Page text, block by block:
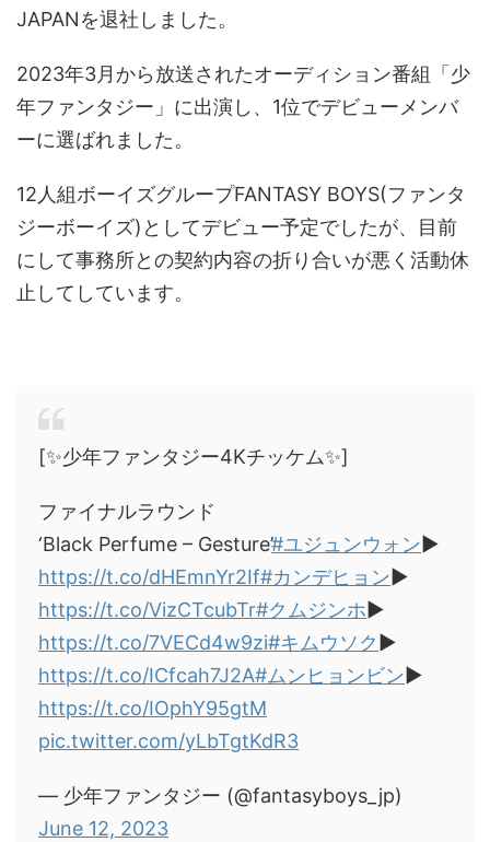
JAPANを退社しました。
2023年3月から放送されたオーディション番組「少
年ファンタジー」に出演し、1位でデビューメンバ
ーに選ばれました。
12人組ボーイズグループFANTASY BOYS(ファンタ
ジーボーイズ)としてデビュー予定でしたが、目前
にして事務所との契約内容の折り合いが悪く活動休
止してしています。
[✨少年ファンタジー4Kチッケム✨]
ファイナルラウンド
‘Black Perfume – Gesture’#ユジュンウォン▶
https://t.co/dHEmnYr2If#カンデヒョン▶
https://t.co/VizCTcubTr#クムジンホ▶
https://t.co/7VECd4w9zi#キムウソク ▶
https://t.co/ICfcah7J2A#ムンヒョンビン▶
https://t.co/IOphY95gtM
pic.twitter.com/yLbTgtKdR3
— 少年ファンタジー (@fantasyboys_jp)
June 12, 2023